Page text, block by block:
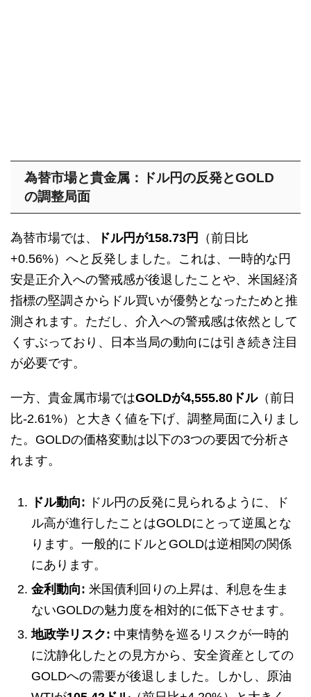
為替市場と貴金属：ドル円の反発とGOLD
の調整局面
為替市場では、 ドル円が158.73円
（前日比
+0.56%）へと反発しました。これは、一時的な円
安是正介入への警戒感が後退したことや、米国経済
指標の堅調さからドル買いが優勢となったためと推
測されます。ただし、介入への警戒感は依然として
くすぶっており、日本当局の動向には引き続き注目
が必要です。
一方、貴金属市場ではGOLDが4,555.80ドル（前日
比-2.61%）と大きく値を下げ、調整局面に入りまし
た。GOLDの価格変動は以下の3つの要因で分析さ
れます。
ドル動向: ドル円の反発に見られるように、ド
ル高が進行したことはGOLDにとって逆風とな
ります。一般的にドルとGOLDは逆相関の関係
にあります。
金利動向: 米国債利回りの上昇は、利息を生ま
ないGOLDの魅力度を相対的に低下させます。
地政学リスク: 中東情勢を巡るリスクが一時的
に沈静化したとの見方から、安全資産としての
GOLDへの需要が後退しました。しかし、原油